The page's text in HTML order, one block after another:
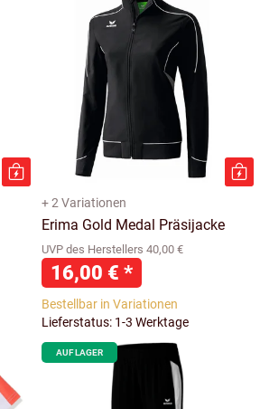
+ 2 Variationen
Erima Gold Medal Präsijacke
UVP des Herstellers 40,00 €
16,00 € *
Bestellbar in Variationen
Lieferstatus: 1-3 Werktage
AUF LAGER